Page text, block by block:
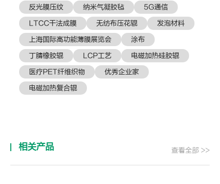
反光膜压纹
纳米气凝胶毡
5G通信
LTCC干法成膜
无纺布压花辊
发泡材料
上海国际高功能薄膜展览会
涂布
丁腈橡胶辊
LCP工艺
电磁加热硅胶辊
医疗PET纤维织物
优秀企业家
电磁加热复合辊
相关产品 查看全部 >>